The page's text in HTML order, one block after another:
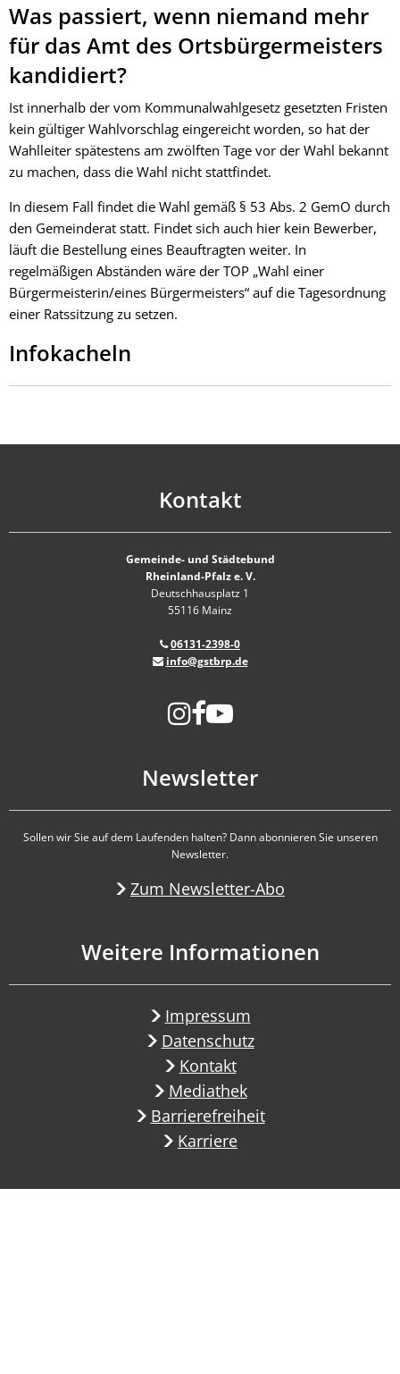
Was passiert, wenn niemand mehr
für das Amt des Ortsbürgermeisters
kandidiert?
Ist innerhalb der vom Kommunalwahlgesetz gesetzten Fristen
kein gültiger Wahlvorschlag eingereicht worden, so hat der
Wahlleiter spätestens am zwölften Tage vor der Wahl bekannt
zu machen, dass die Wahl nicht stattfindet.
In diesem Fall findet die Wahl gemäß § 53 Abs. 2 GemO durch
den Gemeinderat statt. Findet sich auch hier kein Bewerber,
läuft die Bestellung eines Beauftragten weiter. In
regelmäßigen Abständen wäre der TOP „Wahl einer
Bürgermeisterin/eines Bürgermeisters“ auf die Tagesordnung
einer Ratssitzung zu setzen.
Infokacheln
Kontakt
Gemeinde- und Städtebund
Rheinland-Pfalz e. V.
Deutschhausplatz 1
55116 Mainz
06131-2398-0
info@gstbrp.de
Newsletter
Sollen wir Sie auf dem Laufenden halten? Dann abonnieren Sie unseren
Newsletter.
Zum Newsletter-Abo
Weitere Informationen
Impressum
Datenschutz
Kontakt
Mediathek
Barrierefreiheit
Karriere